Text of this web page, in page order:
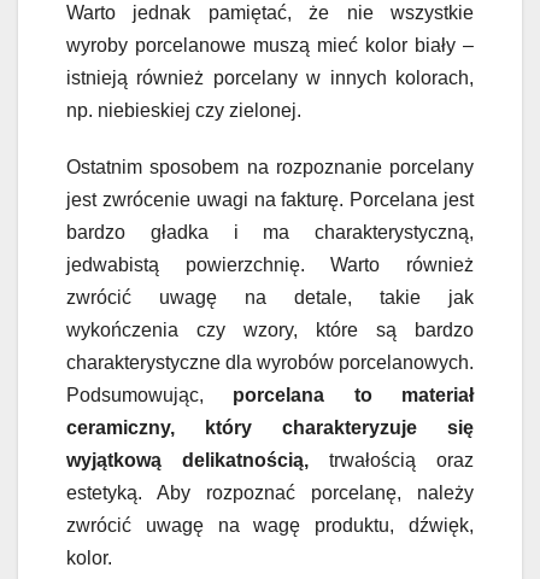
Warto jednak pamiętać, że nie wszystkie
wyroby porcelanowe muszą mieć kolor biały –
istnieją również porcelany w innych kolorach,
np. niebieskiej czy zielonej.
Ostatnim sposobem na rozpoznanie porcelany
jest zwrócenie uwagi na fakturę. Porcelana jest
bardzo gładka i ma charakterystyczną,
jedwabistą powierzchnię. Warto również
zwrócić uwagę na detale, takie jak
wykończenia czy wzory, które są bardzo
charakterystyczne dla wyrobów porcelanowych.
Podsumowując, porcelana to materiał
ceramiczny, który charakteryzuje się
wyjątkową delikatnością, trwałością oraz
estetyką. Aby rozpoznać porcelanę, należy
zwrócić uwagę na wagę produktu, dźwięk,
kolor.